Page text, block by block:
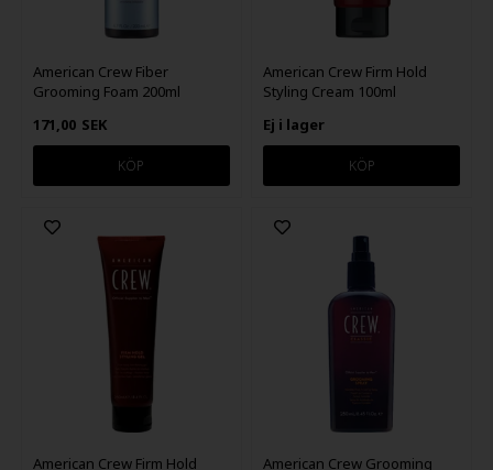
American Crew Fiber
Grooming Foam 200ml
171,00 SEK
American Crew Firm Hold
Styling Cream 100ml
Ej i lager
American Crew Firm Hold
American Crew Grooming